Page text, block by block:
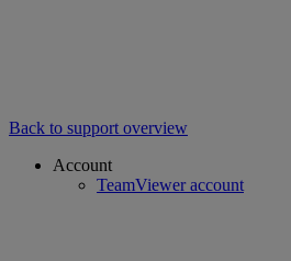
Back to support overview
Account
TeamViewer account